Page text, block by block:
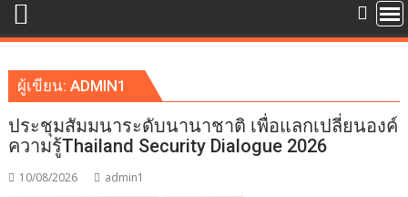
ผู้เขียน:ADMIN1
ประชุมสัมมนาระดับนานาชาติ เพื่อแลกเปลี่ยนองค์
ความรู้Thailand Security Dialogue 2026
10/08/2026 admin1